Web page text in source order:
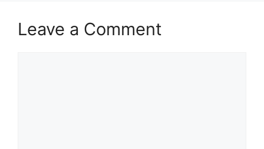
Leave a Comment